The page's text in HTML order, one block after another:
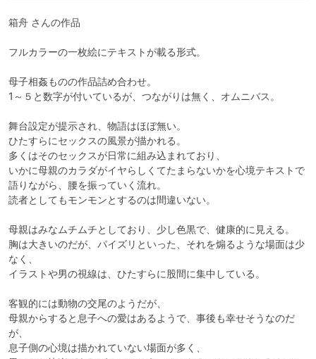
箱舟 さんの作品
フルカラーの一枚絵にテキストが載る形式。
母子相姦ものの作品詰め合わせ。
1～５と数字が付いているが、つながりは無く、オムニバス。
舞台設定が提示され、物語はほぼ無い。
ひたすらにセックスの風景が描かれる。
多くはそのセックスが日常に組み込まれており、
いかに母親のカラダがイヤらしくてたまらないかを心境テキストで
語りながら、腰を振っていく流れ。
読者としてもモンモンとするのは間違いない。
母親はみなムチムチとしており、少し色黒で、健康的に見える。
胸は大きいのだが、パイズリといった、それを煽るような場面は少
なく、
イラストや男の視線は、ひたすらに股間に集中している。
客観的には動物の交尾のようだが、
母親からすると息子への愛はあるようで、事後も幸せそうなのだ
が、
息子側の心境は描かれていない場面が多く、